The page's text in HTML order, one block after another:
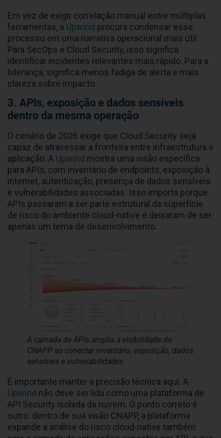
Em vez de exigir correlação manual entre múltiplas
ferramentas, a Upwind procura condensar esse
processo em uma narrativa operacional mais útil.
Para SecOps e Cloud Security, isso significa
identificar incidentes relevantes mais rápido. Para a
liderança, significa menos fadiga de alerta e mais
clareza sobre impacto.
3. APIs, exposição e dados sensíveis
dentro da mesma operação
O cenário de 2026 exige que Cloud Security seja
capaz de atravessar a fronteira entre infraestrutura e
aplicação. A Upwind mostra uma visão específica
para APIs, com inventário de endpoints, exposição à
internet, autenticação, presença de dados sensíveis
e vulnerabilidades associadas. Isso importa porque
APIs passaram a ser parte estrutural da superfície
de risco do ambiente cloud-native e deixaram de ser
apenas um tema de desenvolvimento.
A camada de APIs amplia a visibilidade do
CNAPP ao conectar inventário, exposição, dados
sensíveis e vulnerabilidades.
É importante manter a precisão técnica aqui. A
Upwind não deve ser lida como uma plataforma de
API Security isolada da nuvem. O ponto correto é
outro: dentro de sua visão CNAPP, a plataforma
expande a análise do risco cloud-native também